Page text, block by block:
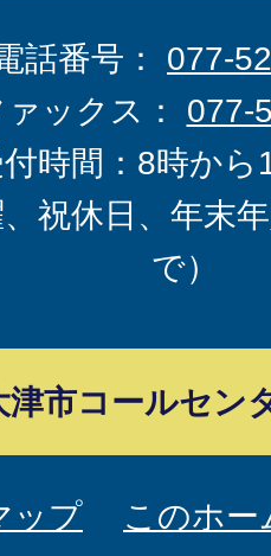
話番号： 077-
ァックス： 077-
時間：8時から
、祝休日、年末
で）
津市コールセン
ップ このホ